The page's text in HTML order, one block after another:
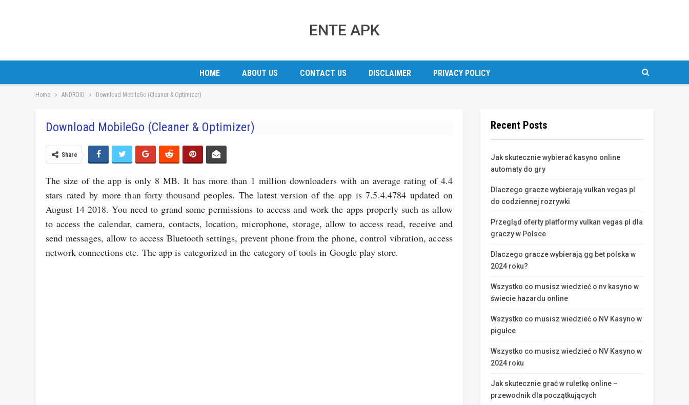
ENTE APK
HOME ABOUT US CONTACT US DISCLAIMER PRIVACY POLICY
Home ANDROID Download MobileGo (Cleaner & Optimizer)
Download MobileGo (Cleaner & Optimizer)
Share
The size of the app is only 8 MB. It has more than 1 million downloaders with an average rating of 4.4
stars rated by more than forty thousand peoples. The latest version of the app is 7.5.4.4784 updated on
August 14 2018. You need to grand some permissions to access and work the apps properly such as allow
to access the calendar, camera, contacts, location, microphone, storage, allow to access read, receive and
send messages, allow to access Bluetooth settings, prevent phone from the phone, control vibration, access
network connections etc. The app is categorized in the category of tools in Google play store.
Recent Posts
Jak skutecznie wybierać kasyno online
automaty do gry
Dlaczego gracze wybierają vulkan vegas pl
do codziennej rozrywki
Przegląd oferty platformy vulkan vegas pl dla
graczy w Polsce
Dlaczego gracze wybierają gg bet polska w
2024 roku?
Wszystko co musisz wiedzieć o nv kasyno w
świecie hazardu online
Wszystko co musisz wiedzieć o NV Kasyno w
pigułce
Wszystko co musisz wiedzieć o NV Kasyno w
2024 roku
Jak skutecznie grać w ruletkę online –
przewodnik dla początkujących